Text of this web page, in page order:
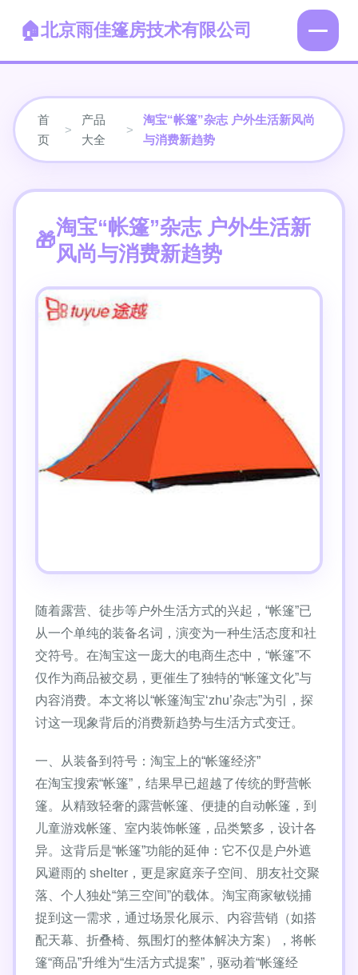
北京雨佳篷房技术有限公司
首
页
>
产品
大全
>
淘宝“帐篷”杂志 户外生活新风尚
与消费新趋势
淘宝“帐篷”杂志 户外生活新
风尚与消费新趋势
随着露营、徒步等户外生活方式的兴起，“帐篷”已
从一个单纯的装备名词，演变为一种生活态度和社
交符号。在淘宝这一庞大的电商生态中，“帐篷”不
仅作为商品被交易，更催生了独特的“帐篷文化”与
内容消费。本文将以“帐篷淘宝‘zhu’杂志”为引，探
讨这一现象背后的消费新趋势与生活方式变迁。
一、从装备到符号：淘宝上的“帐篷经济”
在淘宝搜索“帐篷”，结果早已超越了传统的野营帐
篷。从精致轻奢的露营帐篷、便捷的自动帐篷，到
儿童游戏帐篷、室内装饰帐篷，品类繁多，设计各
异。这背后是“帐篷”功能的延伸：它不仅是户外遮
风避雨的 shelter，更是家庭亲子空间、朋友社交聚
落、个人独处“第三空间”的载体。淘宝商家敏锐捕
捉到这一需求，通过场景化展示、内容营销（如搭
配天幕、折叠椅、氛围灯的整体解决方案），将帐
篷“商品”升维为“生活方式提案”，驱动着“帐篷经